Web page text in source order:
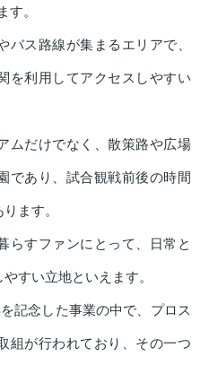
。
ス路線が集まるエリアで、
を利用してアクセスしやすい
ムだけでなく、散策路や広場
であり、試合観戦前後の時間
ます。
らすファンにとって、日常と
すい立地といえます。
記念した事業の中で、プロス
組が行われており、その一つ